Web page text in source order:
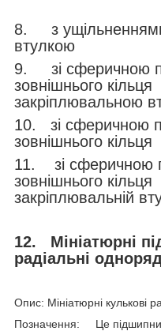
8. з
втулкою
9. зі сферичною
зовнішнього
закріплювальною
10. зі сферичною
зовнішнього
11. зі сферичною
зовнішнього
закріплювальній
12.
Мініатюрні
радіальні
Опис: Мініатюрні кулькові
Позначення: Це